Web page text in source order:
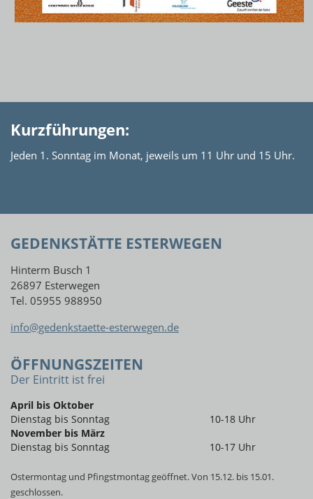
Kurzführungen:
Jeden 1. Sonntag im Monat, jeweils um 11 Uhr und 15 Uhr.
GEDENKSTÄTTE ESTERWEGEN
Hinterm Busch 1
26897 Esterwegen
Tel. 05955 988950
info@gedenkstaette-esterwegen.de
ÖFFNUNGSZEITEN
Der Eintritt ist frei
April bis Oktober
Dienstag bis Sonntag
10-18 Uhr
November bis März
Dienstag bis Sonntag
10-17 Uhr
Ostermontag und Pfingstmontag geöffnet. Von 15.12. bis 15.01.
geschlossen.